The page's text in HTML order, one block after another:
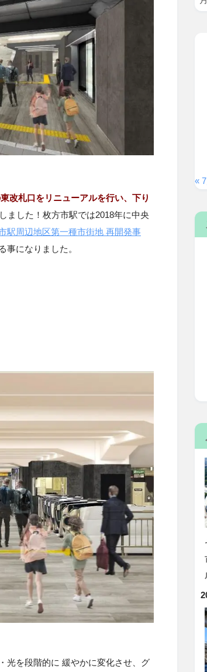
改札口をリニューアルを行い、下り
ました！枚方市駅では2018年に中央
市駅周辺地区第一種市街地 再開発事
になりました。
光を段階的に 緩やかに変化させ、グ
« 7